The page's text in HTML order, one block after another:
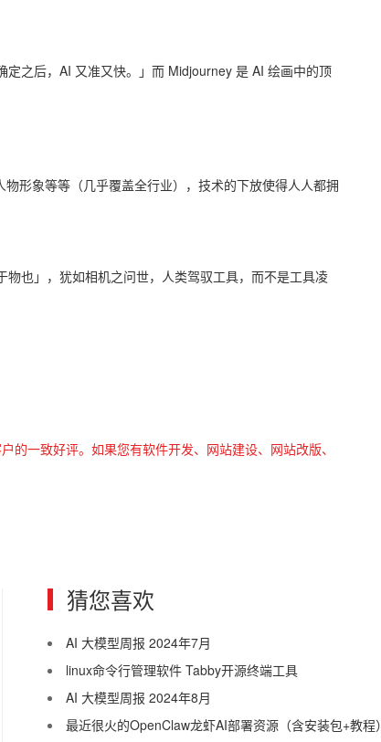
之后，AI 又准又快。」而 Midjourney 是 AI 绘画中的顶
形象等等（几乎覆盖全行业），技术的下放使得人人都拥
也」，犹如相机之问世，人类驾驭工具，而不是工具凌
的一致好评。如果您有软件开发、网站建设、网站改版、
猜您喜欢
AI 大模型周报 2024年7月
linux命令行管理软件 Tabby开源终端工具
AI 大模型周报 2024年8月
最近很火的OpenClaw龙虾AI部署资源（含安装包+教程）